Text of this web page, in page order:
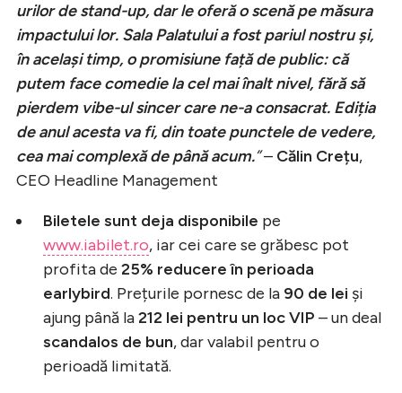
urilor de stand-up, dar le oferă o scenă pe măsura
impactului lor. Sala Palatului a fost pariul nostru și,
în același timp, o promisiune față de public: că
putem face comedie la cel mai înalt nivel, fără să
pierdem vibe-ul sincer care ne-a consacrat. Ediția
de anul acesta va fi, din toate punctele de vedere,
cea mai complexă de până acum.”– Călin Crețu,
CEO Headline Management
Biletele sunt deja disponibile pe
www.iabilet.ro, iar cei care se grăbesc pot
profita de 25% reducere în perioada
earlybird. Prețurile pornesc de la 90 de lei și
ajung până la212 lei pentru un loc VIP – un deal
scandalos de bun, dar valabil pentru o
perioadă limitată.